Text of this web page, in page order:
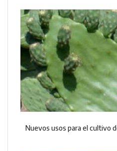
Nuevos usos para el cultivo